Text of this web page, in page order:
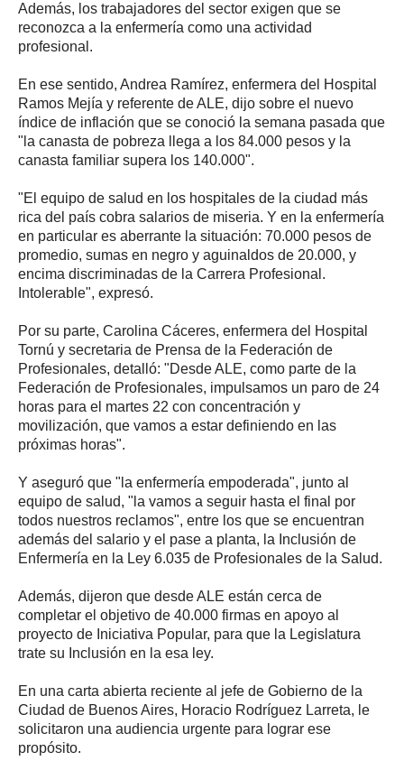
Además, los trabajadores del sector exigen que se
reconozca a la enfermería como una actividad
profesional.
En ese sentido, Andrea Ramírez, enfermera del Hospital
Ramos Mejía y referente de ALE, dijo sobre el nuevo
índice de inflación que se conoció la semana pasada que
"la canasta de pobreza llega a los 84.000 pesos y la
canasta familiar supera los 140.000".
"El equipo de salud en los hospitales de la ciudad más
rica del país cobra salarios de miseria. Y en la enfermería
en particular es aberrante la situación: 70.000 pesos de
promedio, sumas en negro y aguinaldos de 20.000, y
encima discriminadas de la Carrera Profesional.
Intolerable", expresó.
Por su parte, Carolina Cáceres, enfermera del Hospital
Tornú y secretaria de Prensa de la Federación de
Profesionales, detalló: "Desde ALE, como parte de la
Federación de Profesionales, impulsamos un paro de 24
horas para el martes 22 con concentración y
movilización, que vamos a estar definiendo en las
próximas horas".
Y aseguró que "la enfermería empoderada", junto al
equipo de salud, "la vamos a seguir hasta el final por
todos nuestros reclamos", entre los que se encuentran
además del salario y el pase a planta, la Inclusión de
Enfermería en la Ley 6.035 de Profesionales de la Salud.
Además, dijeron que desde ALE están cerca de
completar el objetivo de 40.000 firmas en apoyo al
proyecto de Iniciativa Popular, para que la Legislatura
trate su Inclusión en la esa ley.
En una carta abierta reciente al jefe de Gobierno de la
Ciudad de Buenos Aires, Horacio Rodríguez Larreta, le
solicitaron una audiencia urgente para lograr ese
propósito.